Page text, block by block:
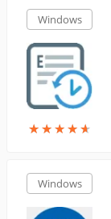
Windows
★★★★★
★★★★★
Windows